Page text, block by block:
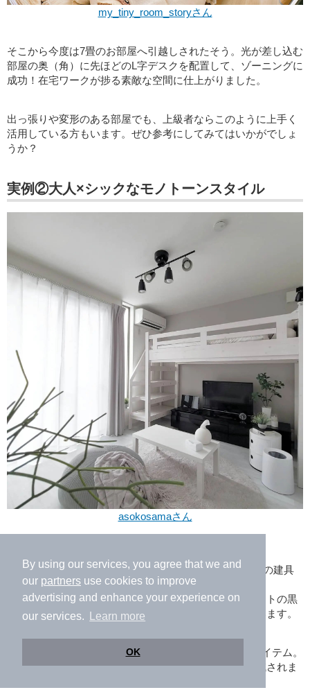
By using our services, you agree that we and
our partners use cookies to improve
advertising and enhance your experience on
our services.
Learn more
OK
my_tiny_room_storyさん
そこから今度は7畳のお部屋へ引越しされたそう。光が差し込む
部屋の奥（角）に先ほどのL字デスクを配置して、ゾーニングに
成功！在宅ワークが捗る素敵な空間に仕上がりました。
出っ張りや変形のある部屋でも、上級者ならこのように上手く
活用している方もいます。ぜひ参考にしてみてはいかがでしょ
うか？
実例②大人×シックなモノトーンスタイル
asokosamaさん
元々真っ白のお部屋かと思いきや、なんとDIYで扉などの建具
や巾木の色をすべて変更したそうです。
インテリアは白を基調に、やわらかなグレーとアクセントの黒
を加えた、大人シックなモノトーンスタイルになっています。
ロフトベッドは6畳のレイアウトの幅を広げてくれるアイテム。
このように白いものを選べば、高さによる圧迫感が軽減されま